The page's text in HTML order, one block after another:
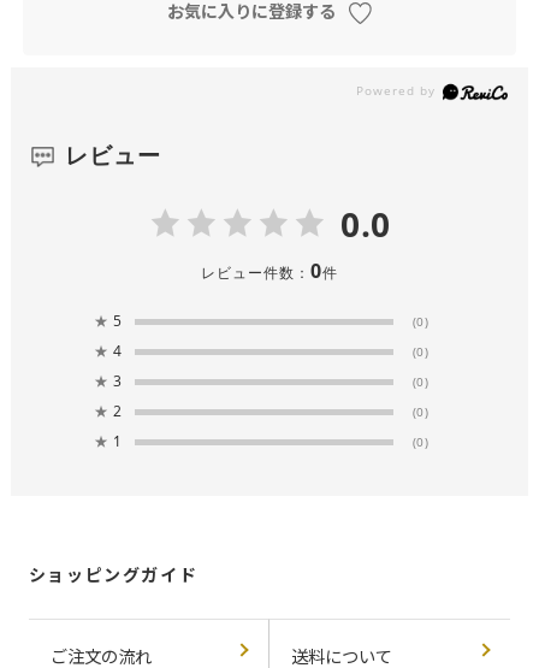
お気に入りに登録する
レビュー
0.0
レビュー件数： 0件
★ 5 (0)
★ 4 (0)
★ 3 (0)
★ 2 (0)
★ 1 (0)
ショッピングガイド
ご注文の流れ 送料について